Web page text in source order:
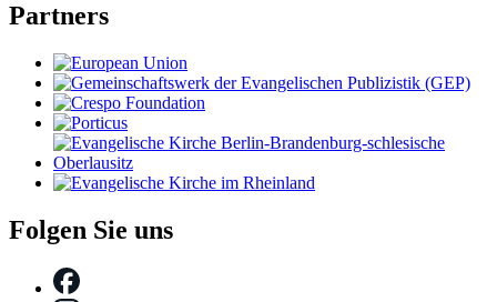
Partners
Folgen Sie uns